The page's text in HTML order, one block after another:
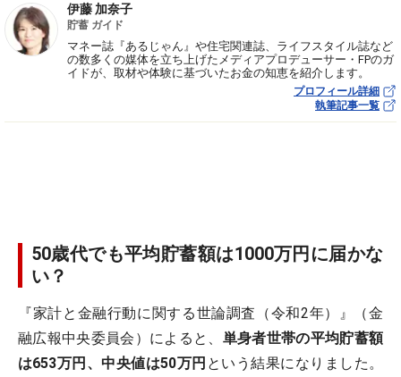
伊藤 加奈子
貯蓄 ガイド
マネー誌『あるじゃん』や住宅関連誌、ライフスタイル誌など
の数多くの媒体を立ち上げたメディアプロデューサー・FPのガ
イドが、取材や体験に基づいたお金の知恵を紹介します。
プロフィール詳細
執筆記事一覧
50歳代でも平均貯蓄額は1000万円に届かな
い？
『家計と金融行動に関する世論調査（令和2年）』（金
融広報中央委員会）によると、 単身者世帯の平均貯蓄額
は653万円、中央値は50万円 という結果になりました。